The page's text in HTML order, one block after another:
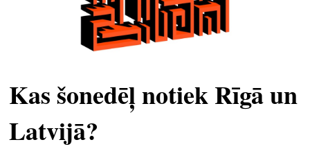
&
Kas šonedēļ notiek Rīgā un
Latvijā?